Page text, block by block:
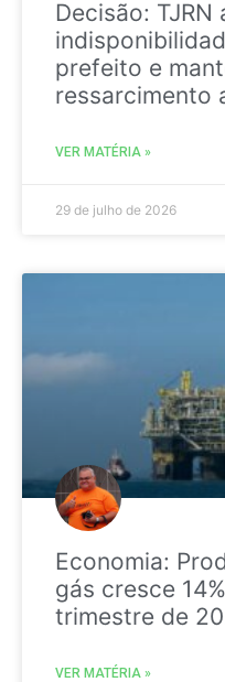
Decisão: TJRN
prefeito e
ressarcimento
VER MATÉRIA »
29 de julho de 2026
Economia:
gás cresce
trimestre de
VER MATÉRIA »